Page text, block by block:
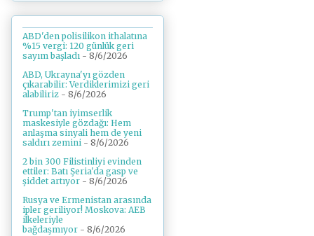
ABD'den polisilikon ithalatına
%15 vergi: 120 günlük geri
sayım başladı - 8/6/2026
ABD, Ukrayna'yı gözden
çıkarabilir: Verdiklerimizi geri
alabiliriz - 8/6/2026
Trump'tan iyimserlik
maskesiyle gözdağı: Hem
anlaşma sinyali hem de yeni
saldırı zemini - 8/6/2026
2 bin 300 Filistinliyi evinden
ettiler: Batı Şeria'da gasp ve
şiddet artıyor - 8/6/2026
Rusya ve Ermenistan arasında
ipler geriliyor! Moskova: AEB
ilkeleriyle
bağdaşmıyor - 8/6/2026